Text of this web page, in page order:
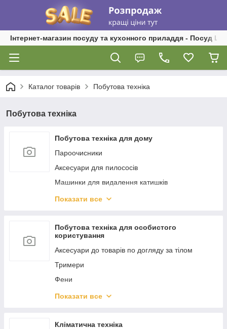
Інтернет-магазин посуду та кухонного приладдя - Посуд
Каталог товарів Побутова техніка
Побутова техніка
Побутова техніка для дому
Пароочисники
Аксесуари для пилососів
Машинки для видалення катишків
Відпарювачі
Праски
Показати все
Побутова техніка для особистого
користування
Аксесуари до товарів по догляду за тілом
Тримери
Фени
Епілятори
Електробритви
Показати все
Кліматична техніка